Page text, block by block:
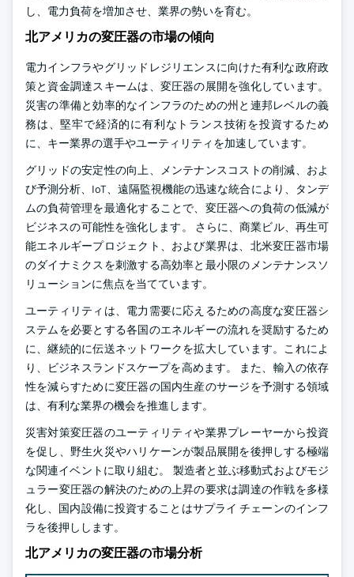
し、電力負荷を増加させ、業界の勢いを育む。
北アメリカの変圧器の市場の傾向
電力インフラやグリッドレジリエンスに向けた有利な政府政
策と資金調達スキームは、変圧器の展開を強化しています。
災害の準備と効率的なインフラのための州と連邦レベルの義
務は、堅牢で経済的に有利なトランス技術を投資するため
に、キー業界の選手やユーティリティを加速しています。
グリッドの安定性の向上、メンテナンスコストの削減、およ
び予測分析、IoT、遠隔監視機能の迅速な統合により、タンデ
ムの負荷管理を最適化することで、変圧器への負荷の低減が
ビジネスの可能性を強化します。 さらに、商業ビル、再生可
能エネルギープロジェクト、および業界は、北米変圧器市場
のダイナミクスを刺激する高効率と最小限のメンテナンスソ
リューションに焦点を当てています。
ユーティリティは、電力需要に応えるための高度な変圧器シ
ステムを必要とする各国のエネルギーの流れを奨励するため
に、継続的に伝送ネットワークを拡大しています。これによ
り、ビジネスランドスケープを高めます。 また、輸入の依存
性を減らすために変圧器の国内生産のサージを予測する領域
は、有利な業界の機会を推進します。
災害対策変圧器のユーティリティや業界プレーヤーから投資
を促し、野生火災やハリケーンが製品展開を後押しする極端
な関連イベントに取り組む。 製造者と並ぶ移動式およびモジ
ュラー変圧器の解決のための上昇の要求は調達の作戦を多様
化し、国内設備に投資することはサプライ チェーンのインフ
ラを後押しします。
北アメリカの変圧器の市場分析